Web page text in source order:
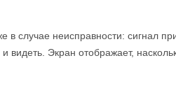
случае неисправности: сигнал
видеть. Экран отображает,